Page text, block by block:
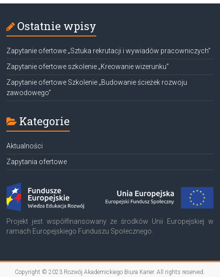
Ostatnie wpisy
Zapytanie ofertowe „Sztuka rekrutacji i wywiadów pracowniczych”
Zapytanie ofertowe szkolenie „Kreowanie wizerunku”
Zapytanie ofertowe Szkolenie „Budowanie ścieżek rozwoju
zawodowego”
Kategorie
Aktualności
Zapytania ofertowe
Projekt jest współfinansowany ze środków Unii Europejskiej w
ramach Europejskiego Funduszu Społecznego.
Copyright © 2023 Rozwój Akademickiego Biura Karier. All rights reserved.